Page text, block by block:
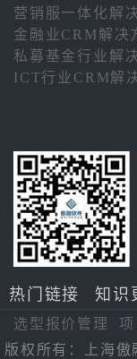
营销服一体化解
金融业CRM解决
私募基金行业解
ICT行业CRM解
热门链接 知识
选型报价管理
版权所有：上海